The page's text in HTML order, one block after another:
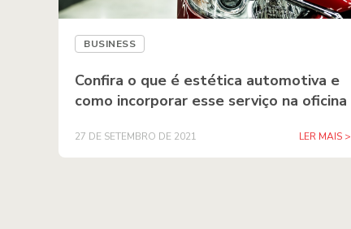
BUSINESS
Confira o que é estética automotiva e
como incorporar esse serviço na oficina
27 DE SETEMBRO DE 2021 LER MAIS >